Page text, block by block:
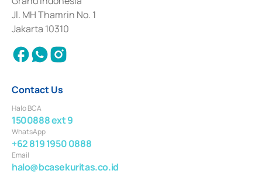
2017 and other business licenses from Bank Indonesia as a Supporting
Institution for the Issuance, Transaction, and Administration and
Settlement of Commercial Paper Transactions whose license was issued in
2018.
Jl. MH Thamrin No. 1
Jakarta 10310
Contact Us
Halo BCA
1500888 ext 9
WhatsApp
+62 819 1950 0888
Email
halo@bcasekuritas.co.id